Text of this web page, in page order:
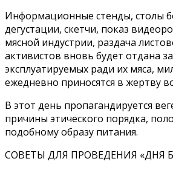
Информационные стенды, столы
дегустации, скетчи, показ
мясной индустрии, раздача
активистов вновь будет отдана
эксплуатируемых ради их мяса,
ежедневно приносятся в жертву
В этот день пропагандируется
причины этического порядка,
подобному образу питания.
СОВЕТЫ ДЛЯ ПРОВЕДЕНИЯ «ДНЯ